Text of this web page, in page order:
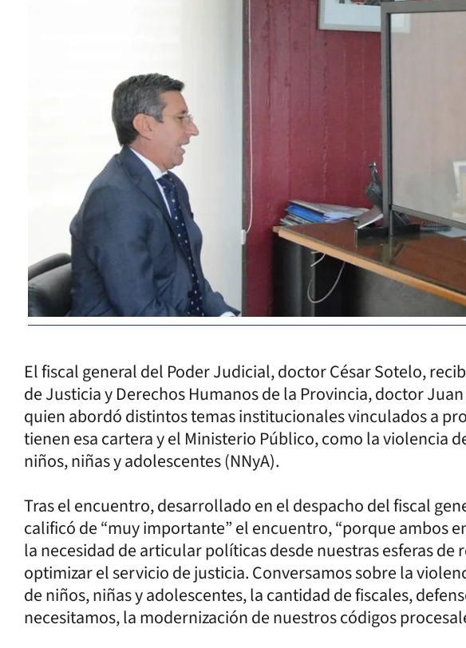
El fiscal general del Poder Judicial, doctor César Sotelo,
de Justicia y Derechos Humanos de la Provincia, doctor
quien abordó distintos temas institucionales vinculados a
tienen esa cartera y el Ministerio Público, como la violencia
niños, niñas y adolescentes (NNyA).
Tras el encuentro, desarrollado en el despacho del fiscal
calificó de “muy importante” el encuentro, “porque ambos
la necesidad de articular políticas desde nuestras esferas de
optimizar el servicio de justicia. Conversamos sobre la
de niños, niñas y adolescentes, la cantidad de fiscales,
necesitamos, la modernización de nuestros códigos